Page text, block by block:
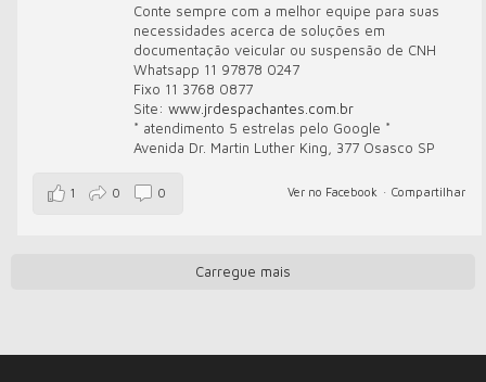
Conte sempre com a melhor equipe para suas
necessidades acerca de soluções em
documentação veicular ou suspensão de CNH
Whatsapp 11 97878 0247
Fixo 11 3768 0877
Site: www.jrdespachantes.com.br
* atendimento 5 estrelas pelo Google *
Avenida Dr. Martin Luther King, 377 Osasco SP
Ver no Facebook · Compartilhar
1 0 0
Carregue mais